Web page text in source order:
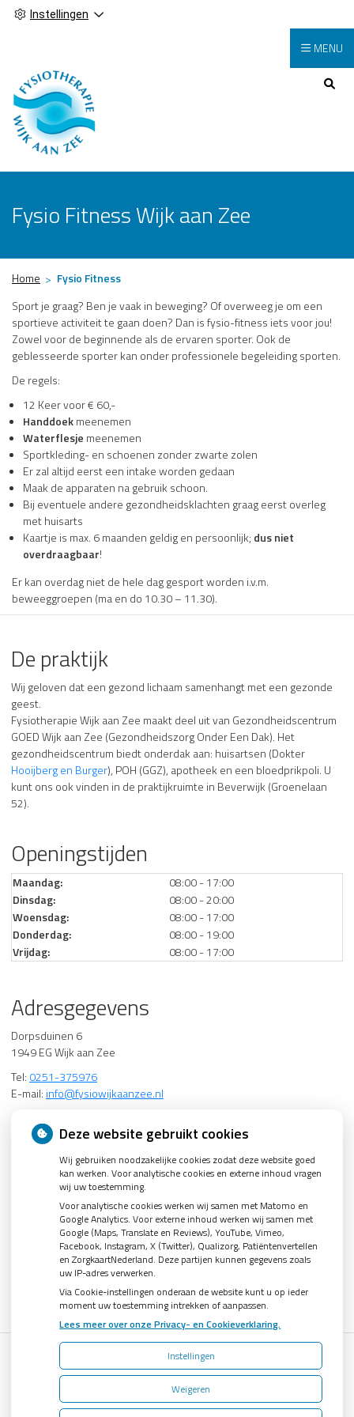
Instellingen
Hoofdmenu
MENU
Fysio Fitness Wijk aan Zee
Home
Fysio Fitness
Sport je graag? Ben je vaak in beweging? Of overweeg je om een
sportieve activiteit te gaan doen? Dan is fysio-fitness iets voor jou!
Zowel voor de beginnende als de ervaren sporter. Ook de
geblesseerde sporter kan onder professionele begeleiding sporten.
De regels:
12 Keer voor € 60,-
Handdoekmeenemen
Waterflesje meenemen
Sportkleding- en schoenen zonder zwarte zolen
Er zal altijd eerst een intake worden gedaan
Maak de apparaten na gebruik schoon.
Bij eventuele andere gezondheidsklachten graag eerst overleg
met huisarts
Kaartje is max. 6 maanden geldig en persoonlijk; dus niet
overdraagbaar!
Er kan overdag niet de hele dag gesport worden i.v.m.
beweeggroepen (ma en do 10.30 – 11.30).
De praktijk
Wij geloven dat een gezond lichaam samenhangt met een gezonde
geest.
Fysiotherapie Wijk aan Zee maakt deel uit van Gezondheidscentrum
GOED Wijk aan Zee (Gezondheidszorg Onder Een Dak). Het
gezondheidscentrum biedt onderdak aan: huisartsen (Dokter
Hooijberg en Burger), POH (GGZ), apotheek en een bloedprikpoli. U
kunt ons ook vinden in de praktijkruimte in Beverwijk (Groenelaan
52).
Openingstijden
Maandag:
08:00 - 17:00
Dinsdag:
08:00 - 20:00
Woensdag:
08:00 - 17:00
Donderdag:
08:00 - 19:00
Vrijdag:
08:00 - 17:00
Adresgegevens
Dorpsduinen 6
1949 EG Wijk aan Zee
Tel: 0251-375976
E-mail: info@fysiowijkaanzee.nl
1942 EH Beverwijk, Tel: 0251-227339
Informatie
KvK: 34370792
IBAN: NL20 INGB 0007 5314 19
BIC: INGBNL2A
AGB: 04003321
Uw Zorg Online|Beheer
Bezoek
Deze website gebruikt cookies
Wij gebruiken noodzakelijke cookies zodat deze website goed
kan werken. Voor analytische cookies en externe inhoud vragen
wij uw toestemming.
Voor analytische cookies werken wij samen met Matomo en
Google Analytics. Voor externe inhoud werken wij samen met
Google (Maps, Translate en Reviews), YouTube, Vimeo,
Facebook, Instagram, X (Twitter), Qualizorg, Patiëntenvertellen
en ZorgkaartNederland. Deze partijen kunnen gegevens zoals
uw IP-adres verwerken.
Via Cookie-instellingen onderaan de website kunt u op ieder
moment uw toestemming intrekken of aanpassen.
Lees meer over onze Privacy- en Cookieverklaring.
Instellingen
Weigeren